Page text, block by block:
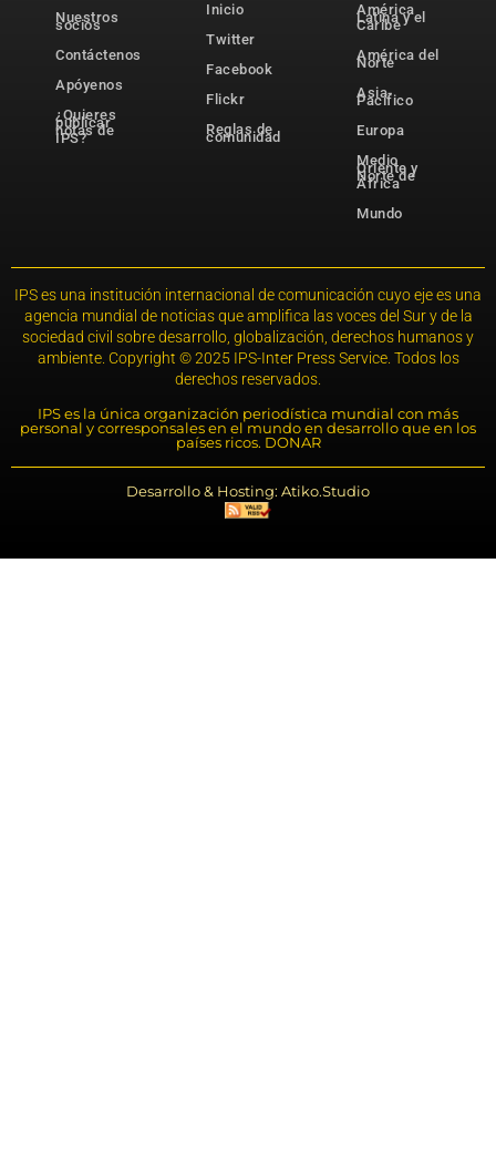
Nuestros
socios
Contáctenos
Apóyenos
¿Quieres
publicar
notas de
IPS?
Inicio
Twitter
Facebook
Flickr
Reglas de
comunidad
América
Latina y el
Caribe
América del
Norte
Asia-
Pacífico
Europa
Medio
Oriente y
Norte de
África
Mundo
IPS es una institución internacional de comunicación cuyo eje es una
agencia mundial de noticias que amplifica las voces del Sur y de la
sociedad civil sobre desarrollo, globalización, derechos humanos y
ambiente. Copyright © 2025 IPS-Inter Press Service. Todos los
derechos reservados.
IPS es la única organización periodística mundial con más
personal y corresponsales en el mundo en desarrollo que en los
países ricos. DONAR
Desarrollo & Hosting: Atiko.Studio